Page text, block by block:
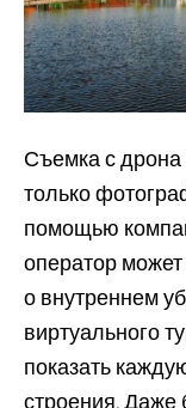
Съемка с
только
помощью
оператор
о внутреннем
виртуального
показать
строения. Даже